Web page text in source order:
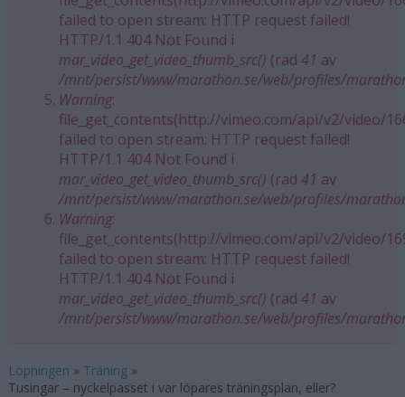
failed to open stream: HTTP request failed!
HTTP/1.1 404 Not Found i
mar_video_get_video_thumb_src() (rad 41 av
/mnt/persist/www/marathon.se/web/profiles/
Warning:
file_get_contents(http://vimeo.com/api/v2/video/
failed to open stream: HTTP request failed!
HTTP/1.1 404 Not Found i
mar_video_get_video_thumb_src() (rad 41 av
/mnt/persist/www/marathon.se/web/profiles/
Warning:
file_get_contents(http://vimeo.com/api/v2/video/
failed to open stream: HTTP request failed!
HTTP/1.1 404 Not Found i
mar_video_get_video_thumb_src() (rad 41 av
/mnt/persist/www/marathon.se/web/profiles/
Löpningen » Träning »
Tusingar – nyckelpasset i var löpares träningsplan, eller?